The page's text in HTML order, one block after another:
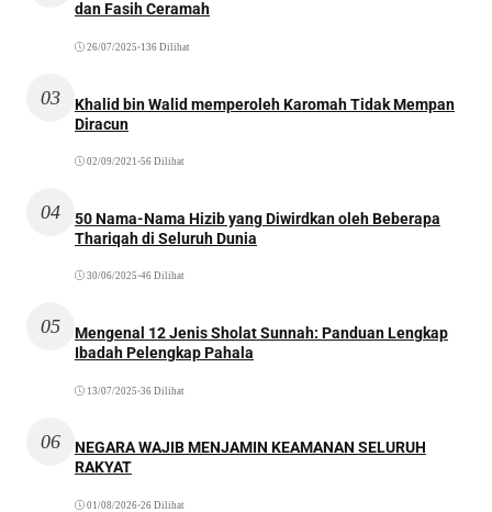
dan Fasih Ceramah
26/07/2025 •136 Dilihat
03
Khalid bin Walid memperoleh Karomah Tidak Mempan
Diracun
02/09/2021 •56 Dilihat
04
50 Nama-Nama Hizib yang Diwirdkan oleh Beberapa
Thariqah di Seluruh Dunia
30/06/2025 •46 Dilihat
05
Mengenal 12 Jenis Sholat Sunnah: Panduan Lengkap
Ibadah Pelengkap Pahala
13/07/2025 •36 Dilihat
06
NEGARA WAJIB MENJAMIN KEAMANAN SELURUH
RAKYAT
01/08/2026•26 Dilihat